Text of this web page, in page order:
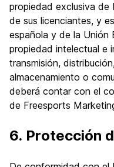
propiedad exclusiva de
de sus licenciantes, y
española y de la Unión
propiedad intelectual e
transmisión,
almacenamiento o
deberá contar con el
de Freesports
6. Protección